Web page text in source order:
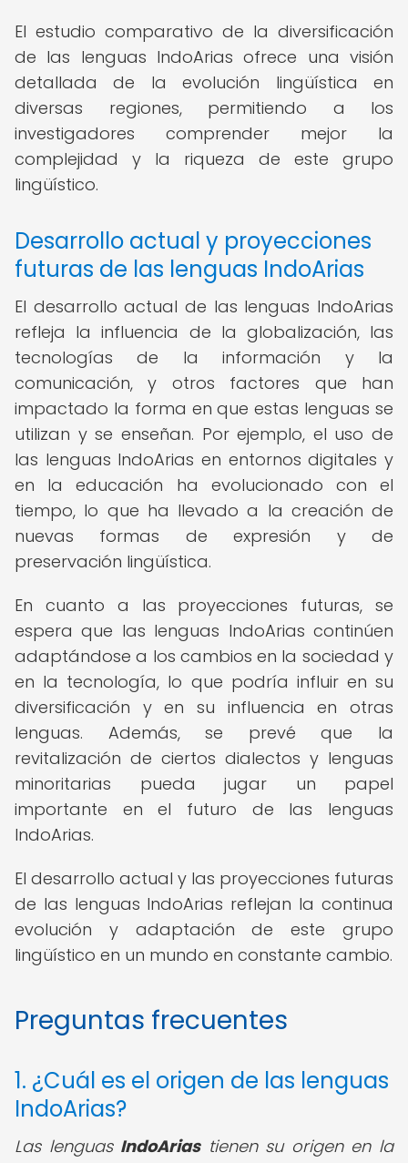
El estudio comparativo de la diversificación
de las lenguas IndoArias ofrece una visión
detallada de la evolución lingüística en
diversas regiones, permitiendo a los
investigadores comprender mejor la
complejidad y la riqueza de este grupo
lingüístico.
Desarrollo actual y proyecciones
futuras de las lenguas IndoArias
El desarrollo actual de las lenguas IndoArias
refleja la influencia de la globalización, las
tecnologías de la información y la
comunicación, y otros factores que han
impactado la forma en que estas lenguas se
utilizan y se enseñan. Por ejemplo, el uso de
las lenguas IndoArias en entornos digitales y
en la educación ha evolucionado con el
tiempo, lo que ha llevado a la creación de
nuevas formas de expresión y de
preservación lingüística.
En cuanto a las proyecciones futuras, se
espera que las lenguas IndoArias continúen
adaptándose a los cambios en la sociedad y
en la tecnología, lo que podría influir en su
diversificación y en su influencia en otras
lenguas. Además, se prevé que la
revitalización de ciertos dialectos y lenguas
minoritarias pueda jugar un papel
importante en el futuro de las lenguas
IndoArias.
El desarrollo actual y las proyecciones futuras
de las lenguas IndoArias reflejan la continua
evolución y adaptación de este grupo
lingüístico en un mundo en constante cambio.
Preguntas frecuentes
1. ¿Cuál es el origen de las lenguas
IndoArias?
Las lenguas IndoAriastienen su origen en la